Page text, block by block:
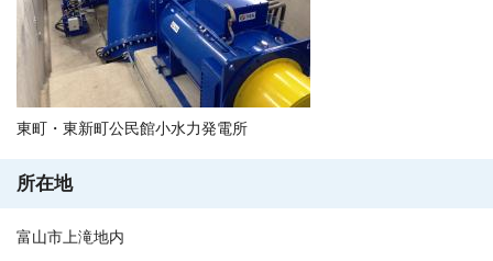
東町・東新町公民館小水力発電所
所在地
富山市上滝地内